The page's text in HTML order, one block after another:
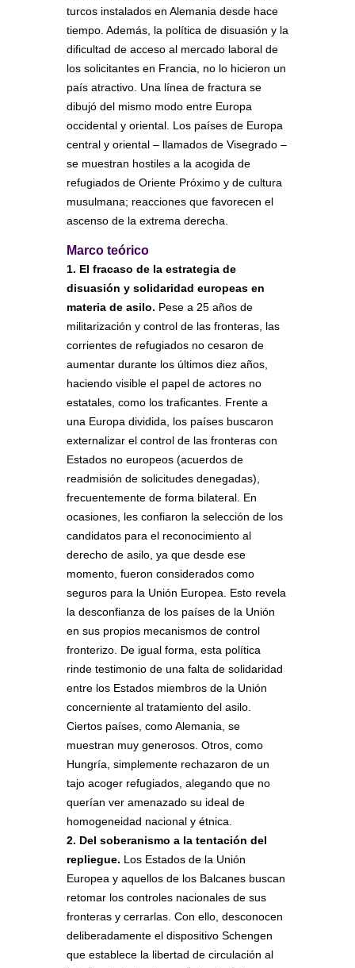
turcos instalados en Alemania desde hace
tiempo. Además, la política de disuasión y la
dificultad de acceso al mercado laboral de
los solicitantes en Francia, no lo hicieron un
país atractivo. Una línea de fractura se
dibujó del mismo modo entre Europa
occidental y oriental. Los países de Europa
central y oriental – llamados de Visegrado –
se muestran hostiles a la acogida de
refugiados de Oriente Próximo y de cultura
musulmana; reacciones que favorecen el
ascenso de la extrema derecha.
Marco teórico
1. El fracaso de la estrategia de
disuasión y solidaridad europeas en
materia de asilo. Pese a 25 años de
militarización y control de las fronteras, las
corrientes de refugiados no cesaron de
aumentar durante los últimos diez años,
haciendo visible el papel de actores no
estatales, como los traficantes. Frente a
una Europa dividida, los países buscaron
externalizar el control de las fronteras con
Estados no europeos (acuerdos de
readmisión de solicitudes denegadas),
frecuentemente de forma bilateral. En
ocasiones, les confiaron la selección de los
candidatos para el reconocimiento al
derecho de asilo, ya que desde ese
momento, fueron considerados como
seguros para la Unión Europea. Esto revela
la desconfianza de los países de la Unión
en sus propios mecanismos de control
fronterizo. De igual forma, esta política
rinde testimonio de una falta de solidaridad
entre los Estados miembros de la Unión
concerniente al tratamiento del asilo.
Ciertos países, como Alemania, se
muestran muy generosos. Otros, como
Hungría, simplemente rechazaron de un
tajo acoger refugiados, alegando que no
querían ver amenazado su ideal de
homogeneidad nacional y étnica.
2. Del soberanismo a la tentación del
repliegue. Los Estados de la Unión
Europea y aquellos de los Balcanes buscan
retomar los controles nacionales de sus
fronteras y cerrarlas. Con ello, desconocen
deliberadamente el dispositivo Schengen
que establece la libertad de circulación al